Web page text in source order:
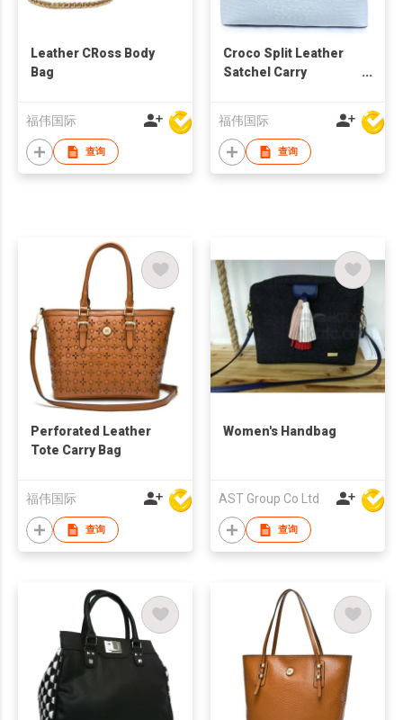
Leather CRoss Body
Bag
福伟国际
查询
Croco Split Leather
Satchel Carry
福伟国际
查询
Perforated Leather
Tote Carry Bag
福伟国际
查询
Women's Handbag
AST Group Co Ltd
查询